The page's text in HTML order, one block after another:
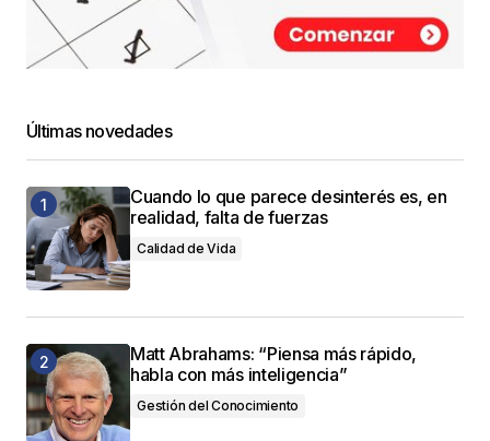
Últimas novedades
Cuando lo que parece desinterés es, en
realidad, falta de fuerzas
Calidad de Vida
Matt Abrahams: “Piensa más rápido,
habla con más inteligencia”
Gestión del Conocimiento